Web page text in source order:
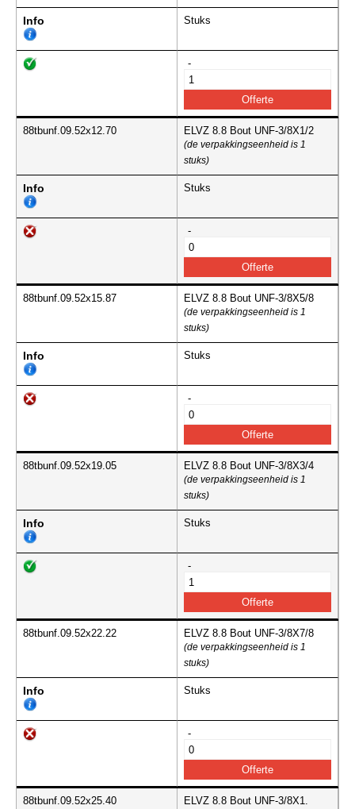
Info Stuks
-
88tbunf.09.52x12.70 ELVZ 8.8 Bout UNF-3/8X1/2
(de verpakkingseenheid is 1
stuks)
Info Stuks
-
88tbunf.09.52x15.87 ELVZ 8.8 Bout UNF-3/8X5/8
(de verpakkingseenheid is 1
stuks)
Info Stuks
-
88tbunf.09.52x19.05 ELVZ 8.8 Bout UNF-3/8X3/4
(de verpakkingseenheid is 1
stuks)
Info Stuks
-
88tbunf.09.52x22.22 ELVZ 8.8 Bout UNF-3/8X7/8
(de verpakkingseenheid is 1
stuks)
Info Stuks
-
88tbunf.09.52x25.40 ELVZ 8.8 Bout UNF-3/8X1.